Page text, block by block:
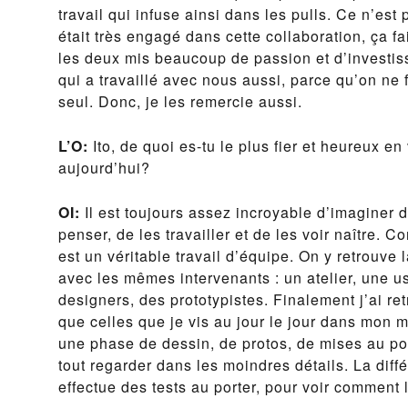
travail qui infuse ainsi dans les pulls. Ce n’est
était très engagé dans cette collaboration, ça
les deux mis beaucoup de passion et
qui a travaillé avec nous aussi, parce qu’on
seul. Donc, je les remercie aussi.
L’O: Ito, de quoi es-tu le plus fier et heureux
aujourd’hui?
OI: Il est toujours assez incroyable d’imaginer
penser, de les travailler et de les voir naître.
est un véritable travail d’équipe. On y retrouve
avec les mêmes intervenants : un atelier, une
designers, des prototypistes. Finalement j’ai
que celles que je vis au jour le jour dans mon
une phase de dessin, de protos, de mises au
tout regarder dans les moindres détails. La
effectue des tests au porter, pour voir